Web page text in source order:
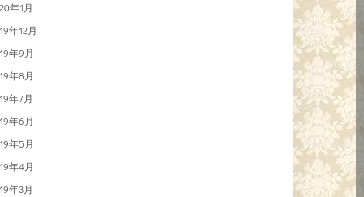
年1月
年12月
年9月
年8月
年7月
年6月
年5月
年4月
年3月